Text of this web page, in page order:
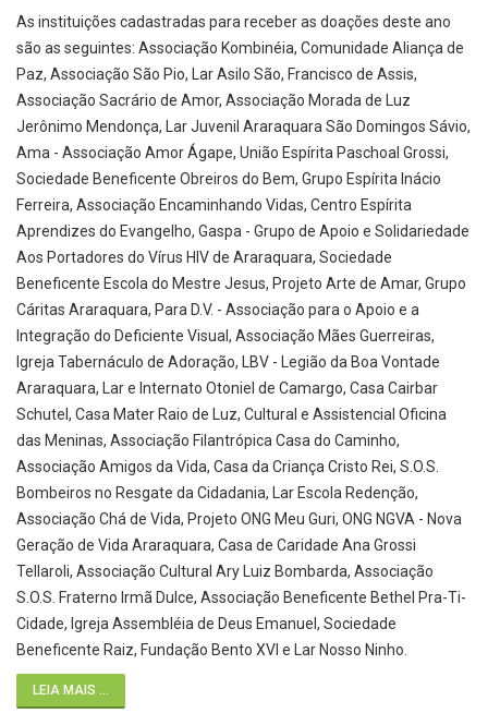
As instituições cadastradas para receber as doações deste ano
são as seguintes: Associação Kombinéia, Comunidade Aliança de
Paz, Associação São Pio, Lar Asilo São, Francisco de Assis,
Associação Sacrário de Amor, Associação Morada de Luz
Jerônimo Mendonça, Lar Juvenil Araraquara São Domingos Sávio,
Ama - Associação Amor Ágape, União Espírita Paschoal Grossi,
Sociedade Beneficente Obreiros do Bem, Grupo Espírita Inácio
Ferreira, Associação Encaminhando Vidas, Centro Espírita
Aprendizes do Evangelho, Gaspa - Grupo de Apoio e Solidariedade
Aos Portadores do Vírus HIV de Araraquara, Sociedade
Beneficente Escola do Mestre Jesus, Projeto Arte de Amar, Grupo
Cáritas Araraquara, Para D.V. - Associação para o Apoio e a
Integração do Deficiente Visual, Associação Mães Guerreiras,
Igreja Tabernáculo de Adoração, LBV - Legião da Boa Vontade
Araraquara, Lar e Internato Otoniel de Camargo, Casa Cairbar
Schutel, Casa Mater Raio de Luz, Cultural e Assistencial Oficina
das Meninas, Associação Filantrópica Casa do Caminho,
Associação Amigos da Vida, Casa da Criança Cristo Rei, S.O.S.
Bombeiros no Resgate da Cidadania, Lar Escola Redenção,
Associação Chá de Vida, Projeto ONG Meu Guri, ONG NGVA - Nova
Geração de Vida Araraquara, Casa de Caridade Ana Grossi
Tellaroli, Associação Cultural Ary Luiz Bombarda, Associação
S.O.S. Fraterno Irmã Dulce, Associação Beneficente Bethel Pra-Ti-
Cidade, Igreja Assembléia de Deus Emanuel, Sociedade
Beneficente Raiz, Fundação Bento XVI e Lar Nosso Ninho.
LEIA MAIS ...